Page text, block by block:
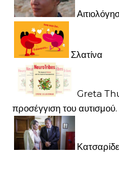
Σλατίνα
Greta
προσέγγιση του αυτισμού.